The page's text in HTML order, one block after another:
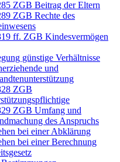
ZGB Beitrag der Eltern
ZGB Rechte des
ff. ZGB Kindesvermögen
günstige Verhältnisse
und
ZGB
ZGB Umfang und
des Anspruchs
bei einer Abklärung
bei einer Berechnung